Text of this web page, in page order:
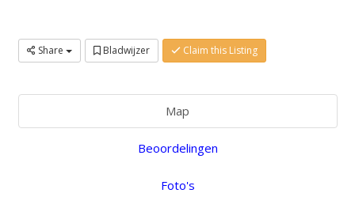
Share Bladwijzer Claim this Listing
Map
Beoordelingen
Foto's